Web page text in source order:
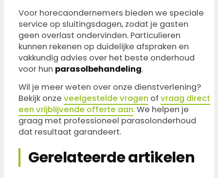
Voor horecaondernemers bieden we speciale
service op sluitingsdagen, zodat je gasten
geen overlast ondervinden. Particulieren
kunnen rekenen op duidelijke afspraken en
vakkundig advies over het beste onderhoud
voor hun parasolbehandeling.
Wil je meer weten over onze dienstverlening?
Bekijk onze veelgestelde vragen of vraag direct
een vrijblijvende offerte aan. We helpen je
graag met professioneel parasolonderhoud
dat resultaat garandeert.
Gerelateerde artikelen